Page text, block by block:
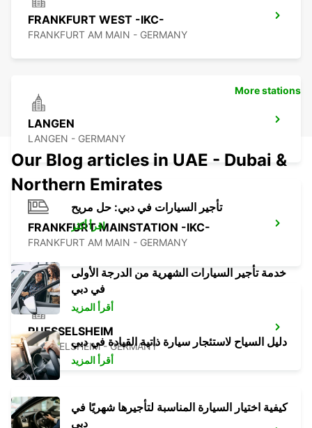
FRANKFURT WEST -IKC-
FRANKFURT AM MAIN - GERMANY
LANGEN
LANGEN - GERMANY
FRANKFURT MAINSTATION -IKC-
FRANKFURT AM MAIN - GERMANY
RUESSELSHEIM
RUESSELSHEIM - GERMANY
More stations
Our Blog articles in UAE - Dubai &
Northern Emirates
تأجير السيارات في دبي: حل مريح
اقرأ أكثر
خدمة تأجير السيارات الشهرية من الدرجة الأولى
في دبي
أقرأ المزيد
دليل السياح لاستئجار سيارة ذاتية القيادة في دبي
أقرأ المزيد
كيفية اختيار السيارة المناسبة لتأجيرها شهريًا في
دبي